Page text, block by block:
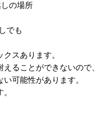
の場所
でも
スあります。
ることができないので、
可能性があります。